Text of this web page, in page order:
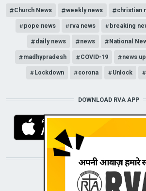
Church News weekly news christian
pope news rva news breaking
daily news news National
madhypradesh COVID-19 news
Lockdown corona Unlock
DOWNLOAD RVA APP
STAY CONNECTED WITH